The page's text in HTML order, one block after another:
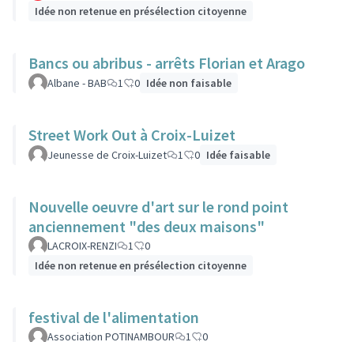
Idée non retenue en présélection citoyenne
Bancs ou abribus - arrêts Florian et Arago
Albane - BAB 1 0 Idée non faisable
Street Work Out à Croix-Luizet
Jeunesse de Croix-Luizet 1 0 Idée faisable
Nouvelle oeuvre d'art sur le rond point
anciennement "des deux maisons"
LACROIX-RENZI 1
0
Idée non retenue en présélection citoyenne
festival de l'alimentation
Association POTINAMBOUR 1 0